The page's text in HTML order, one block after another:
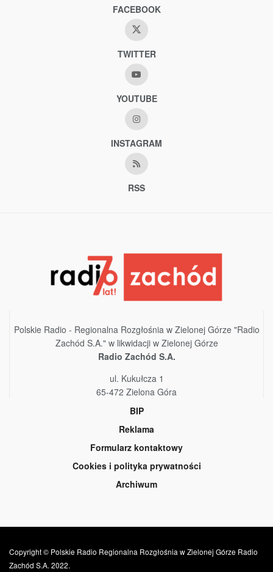
FACEBOOK
TWITTER
YOUTUBE
INSTAGRAM
RSS
Polskie Radio - Regionalna Rozgłośnia w Zielonej Górze "Radio
Zachód S.A." w likwidacji w Zielonej Górze
Radio Zachód S.A.
ul. Kukułcza 1
65-472 Zielona Góra
BIP
Reklama
Formularz kontaktowy
Cookies i polityka prywatności
Archiwum
Copyright © Polskie Radio Regionalna Rozgłośnia w Zielonej Górze Radio
Zachód S.A. 2022.